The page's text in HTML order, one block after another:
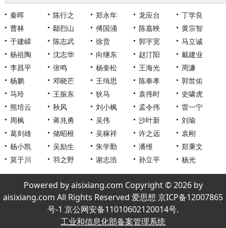
秦晖 陈行之 郑永年 龙应台
丁学良
曹林
鄢烈山 傅国涌 陈嘉映
黄宗智
于建嵘
陈志武 徐贲 郭宇宽
马立诚
杨祖陶
沈志华 向继东 赵汀阳
戴建业
李昌平
张鸣 杨奎松 王海光
周濂
杨鹏
邓晓芒 王缉思 陈奉孝
郭世佑
马玲
王振东 狄马 袁伟时
史啸虎
熊培云
秋风 刘小枫 孟令伟
雷一宁
周枫
蒋兆勇 吴伟 沙叶新
刘瑜
葛剑雄
储昭根 吴稼祥 许之远
袁刚
杨小凯
吴励生 朱学勤 潘维
郑秉文
莫于川
羽之野 谢志浩 孙立平 杨光
Powered by aisixiang.com Copyright © 2026 by
aisixiang.com All Rights Reserved 爱思想 京ICP备12007865
号-1 京公网安备11010602120014号.
工业和信息化部备案管理系统